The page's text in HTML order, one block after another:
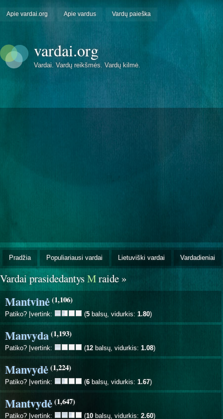
Apie vardai.org Apie vardus Vardų paieška
vardai.org
Vardai. Vardų reikšmės. Vardų kilmė.
Pradžia Populiariausi vardai Lietuviški vardai Vardadieniai
Vardai prasidedantysMraide »
Mantvinė(1,106)
Patiko? Įvertink: (5 balsų, vidurkis: 1.80)
Manvyda(1,193)
Patiko? Įvertink: (12 balsų, vidurkis: 1.08)
Manvydė(1,224)
Patiko? Įvertink: (6 balsų, vidurkis: 1.67)
Mantvydė(1,647)
Patiko? Įvertink: (10 balsų, vidurkis: 2.60)